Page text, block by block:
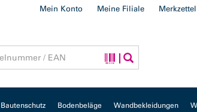
Mein Konto Meine Filiale Merkzettel
Bodenbeläge Wandbekleidungen